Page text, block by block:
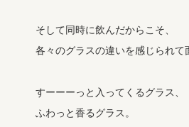
そして同時に飲んだからこそ、
各々のグラスの違いを感じられて
すーーーっと入ってくるグラス、
ふわっと香るグラス。